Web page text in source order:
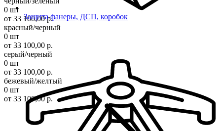
Защита фанеры, ДСП, коробок
0 шт
от 33 100,00 р.
красный/черный
0 шт
от 33 100,00 р.
серый/черный
0 шт
от 33 100,00 р.
бежевый/желтый
0 шт
от 33 100,00 р.